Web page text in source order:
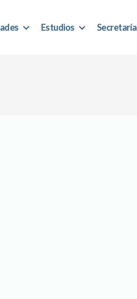
Estudios Secretaría